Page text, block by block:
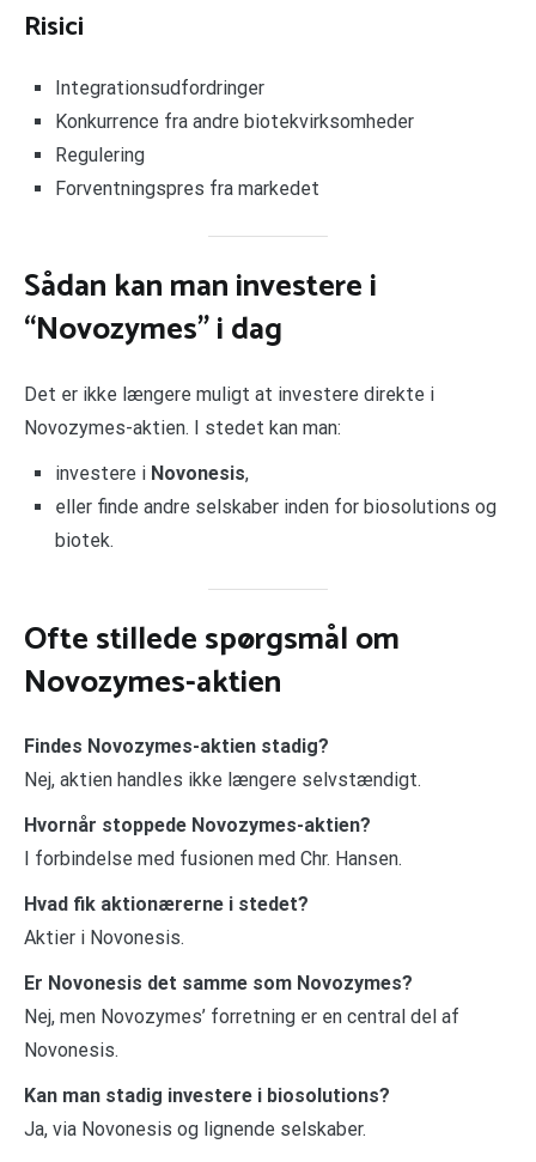
Risici
Integrationsudfordringer
Konkurrence fra andre biotekvirksomheder
Regulering
Forventningspres fra markedet
Sådan kan man investere i
“Novozymes” i dag
Det er ikke længere muligt at investere direkte i
Novozymes-aktien. I stedet kan man:
investere i Novonesis,
eller finde andre selskaber inden for biosolutions og
biotek.
Ofte stillede spørgsmål om
Novozymes-aktien
Findes Novozymes-aktien stadig?
Nej, aktien handles ikke længere selvstændigt.
Hvornår stoppede Novozymes-aktien?
I forbindelse med fusionen med Chr. Hansen.
Hvad fik aktionærerne i stedet?
Aktier i Novonesis.
Er Novonesis det samme som Novozymes?
Nej, men Novozymes’ forretning er en central del af
Novonesis.
Kan man stadig investere i biosolutions?
Ja, via Novonesis og lignende selskaber.